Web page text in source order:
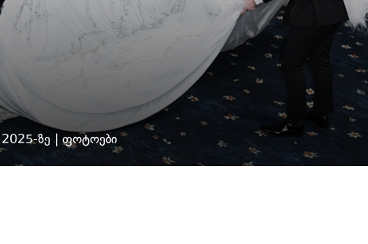
2025-ზე | ფოტოები